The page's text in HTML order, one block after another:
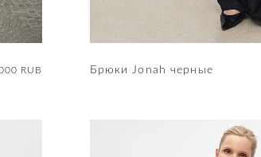
RUB Брюки Jonah черные